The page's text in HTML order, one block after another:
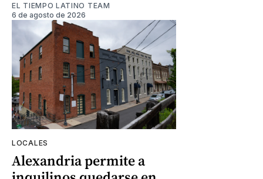
EL TIEMPO LATINO TEAM
6 de agosto de 2026
LOCALES
Alexandria permite a